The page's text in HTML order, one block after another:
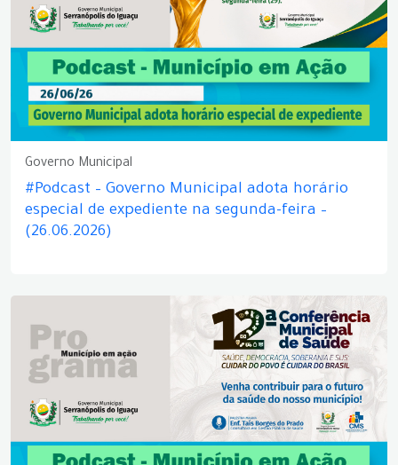
Governo Municipal
#Podcast – Governo Municipal adota horário
especial de expediente na segunda-feira –
(26.06.2026)